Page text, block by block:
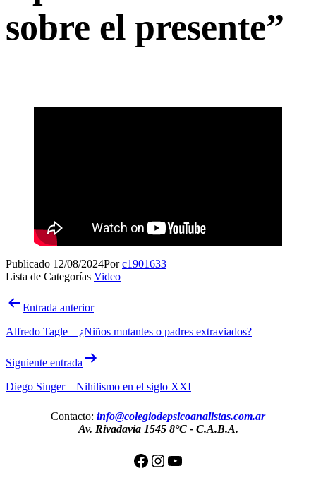
sobre el presente”
Publicado 12/08/2024Porc1901633
Lista de Categorías Video
Navegación
entradas
Entrada anterior
Alfredo Tagle – ¿Niños mutantes o padres extraviados?
Siguiente entrada
Diego Singer – Nihilismo en el siglo XXI
Contacto: info@colegiodepsicoanalistas.com.ar
Av. Rivadavia 1545 8°C - C.A.B.A.
Facebook
Instagram
YouTube